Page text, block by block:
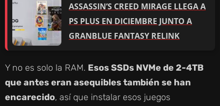
ASSASSIN’S CREED MIRAGE LLEGA A
PS PLUS EN DICIEMBRE JUNTO A
GRANBLUE FANTASY RELINK
Y no es solo la RAM. Esos SSDs NVMe de 2-4TB
que antes eran asequibles también se han
encarecido, así que instalar esos juegos